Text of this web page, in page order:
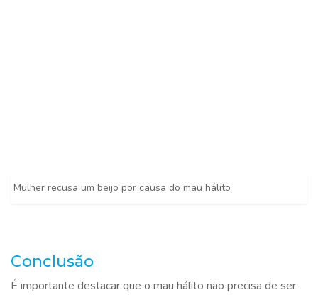
Mulher recusa um beijo por causa do mau hálito
Conclusão
É importante destacar que o mau hálito não precisa de ser